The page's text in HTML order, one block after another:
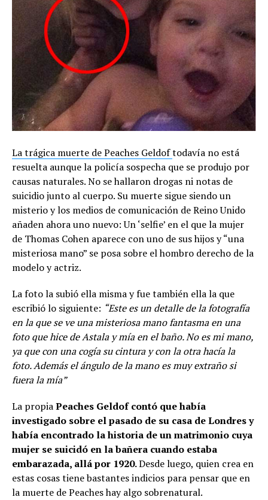
La trágica muerte de Peaches Geldoftodavía no está
resuelta aunque la policía sospecha que se produjo por
causas naturales. No se hallaron drogas ni notas de
suicidio junto al cuerpo. Su muerte sigue siendo un
misterio y los medios de comunicación de Reino Unido
añaden ahora uno nuevo: Un ‘selfie’ en el que la mujer
de Thomas Cohen aparece con uno de sus hijos y “una
misteriosa mano” se posa sobre el hombro derecho de la
modelo y actriz.
La foto la subió ella misma y fue también ella la que
escribió lo siguiente: “Este es un detalle de la fotografía
en la que se ve una misteriosa mano fantasma en una
foto que hice de Astala y mía en el baño. No es mi mano,
ya que con una cogía su cintura y con la otra hacía la
foto. Además el ángulo de la mano es muy extraño si
fuera la mía”
La propiaPeaches Geldof contó que había
investigado sobre el pasado de su casa de Londres y
había encontrado la historia de un matrimonio cuya
mujer se suicidó en la bañera cuando estaba
embarazada, allá por 1920.Desde luego, quien crea en
estas cosas tiene bastantes indicios para pensar que en
la muerte de Peaches hay algo sobrenatural.